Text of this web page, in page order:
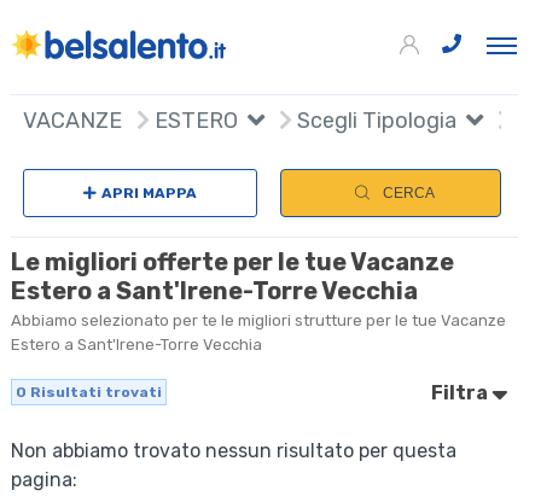
VACANZE ESTERO Scegli Tipologia
APRI MAPPA CERCA
Le migliori offerte per le tue Vacanze
Estero a Sant'Irene-Torre Vecchia
Abbiamo selezionato per te le migliori strutture per le tue Vacanze
Estero a Sant'Irene-Torre Vecchia
0 Risultati trovati Filtra
Non abbiamo trovato nessun risultato per questa
pagina: